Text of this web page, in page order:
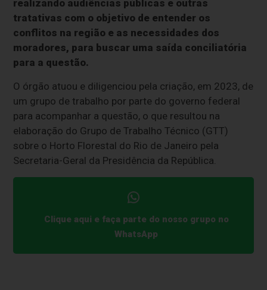
realizando audiências públicas e outras
tratativas com o objetivo de entender os
conflitos na região e as necessidades dos
moradores, para buscar uma saída conciliatória
para a questão.
O órgão atuou e diligenciou pela criação, em 2023, de
um grupo de trabalho por parte do governo federal
para acompanhar a questão, o que resultou na
elaboração do Grupo de Trabalho Técnico (GTT)
sobre o Horto Florestal do Rio de Janeiro pela
Secretaria-Geral da Presidência da República.
Clique aqui e faça parte do nosso grupo no
WhatsApp